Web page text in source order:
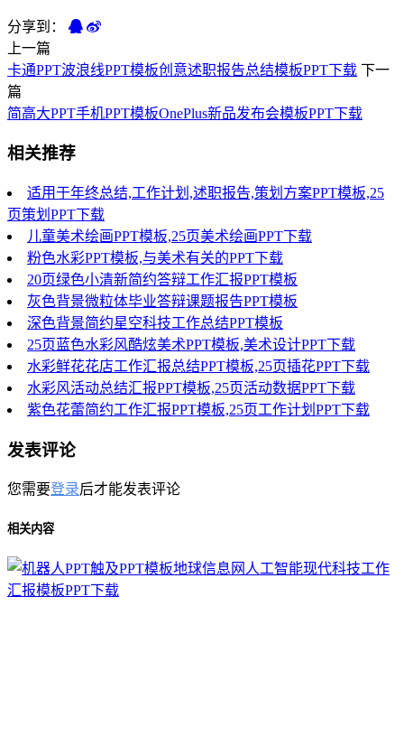
分享到：
上一篇
卡通PPT波浪线PPT模板创意述职报告总结模板PPT下载 下一
篇
简高大PPT手机PPT模板OnePlus新品发布会模板PPT下载
相关推荐
适用于年终总结,工作计划,述职报告,策划方案PPT模板,25
页策划PPT下载
儿童美术绘画PPT模板,25页美术绘画PPT下载
粉色水彩PPT模板,与美术有关的PPT下载
20页绿色小清新简约答辩工作汇报PPT模板
灰色背景微粒体毕业答辩课题报告PPT模板
深色背景简约星空科技工作总结PPT模板
25页蓝色水彩风酷炫美术PPT模板,美术设计PPT下载
水彩鲜花花店工作汇报总结PPT模板,25页插花PPT下载
水彩风活动总结汇报PPT模板,25页活动数据PPT下载
紫色花蕾简约工作汇报PPT模板,25页工作计划PPT下载
发表评论
您需要登录后才能发表评论
相关内容